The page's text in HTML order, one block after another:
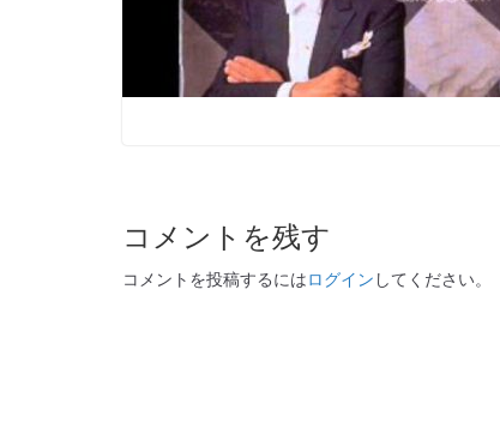
コメントを残す
コメントを投稿するにはログイン してください。